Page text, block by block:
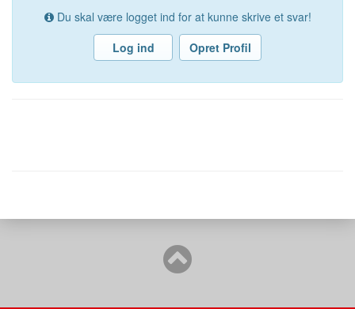
Du skal være logget ind for at kunne skrive et svar!
Log ind
Opret Profil